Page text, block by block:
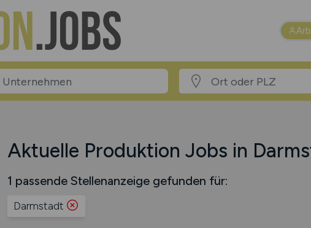
Aktuelle Produktion Jobs in
1 passende Stellenanzeige gefunden für:
Darmstadt